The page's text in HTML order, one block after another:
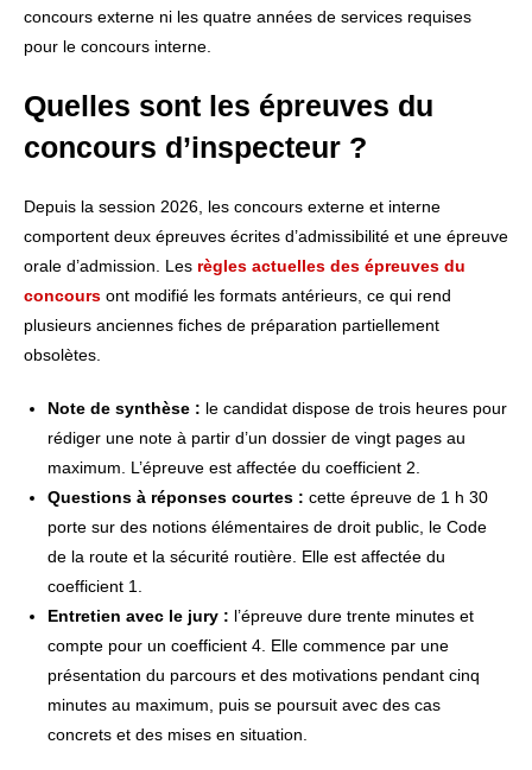
concours externe ni les quatre années de services requises
pour le concours interne.
Quelles sont les épreuves du
concours d’inspecteur ?
Depuis la session 2026, les concours externe et interne
comportent deux épreuves écrites d’admissibilité et une épreuve
orale d’admission. Les règles actuelles des épreuves du
concours ont modifié les formats antérieurs, ce qui rend
plusieurs anciennes fiches de préparation partiellement
obsolètes.
Note de synthèse : le candidat dispose de trois heures pour
rédiger une note à partir d’un dossier de vingt pages au
maximum. L’épreuve est affectée du coefficient 2.
Questions à réponses courtes : cette épreuve de 1 h 30
porte sur des notions élémentaires de droit public, le Code
de la route et la sécurité routière. Elle est affectée du
coefficient 1.
Entretien avec le jury : l’épreuve dure trente minutes et
compte pour un coefficient 4. Elle commence par une
présentation du parcours et des motivations pendant cinq
minutes au maximum, puis se poursuit avec des cas
concrets et des mises en situation.